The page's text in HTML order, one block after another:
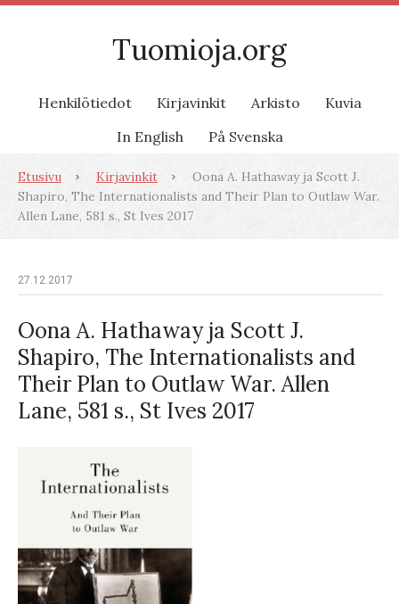
Tuomioja.org
Henkilötiedot Kirjavinkit Arkisto
Kuvia
In English
På Svenska
Etusivu Kirjavinkit
Oona A. Hathaway ja Scott J.
Shapiro, The Internationalists and Their Plan to Outlaw War.
Allen Lane, 581 s., St Ives 2017
27.12.2017
Oona A. Hathaway ja Scott J.
Shapiro, The Internationalists and
Their Plan to Outlaw War. Allen
Lane, 581 s., St Ives 2017